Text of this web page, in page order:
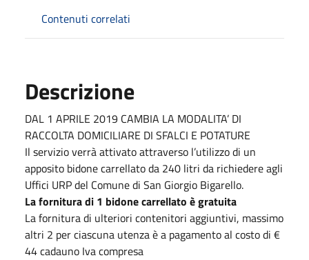
Contenuti correlati
Descrizione
DAL 1 APRILE 2019 CAMBIA LA MODALITA’ DI
RACCOLTA DOMICILIARE DI SFALCI E POTATURE
Il servizio verrà attivato attraverso l’utilizzo di un
apposito bidone carrellato da 240 litri da richiedere agli
Uffici URP del Comune di San Giorgio Bigarello.
La fornitura di 1 bidone carrellato è gratuita
La fornitura di ulteriori contenitori aggiuntivi, massimo
altri 2 per ciascuna utenza è a pagamento al costo di €
44 cadauno Iva compresa